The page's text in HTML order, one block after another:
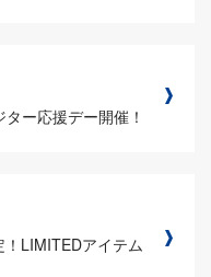
ー応援デー開催！
！LIMITEDアイテム